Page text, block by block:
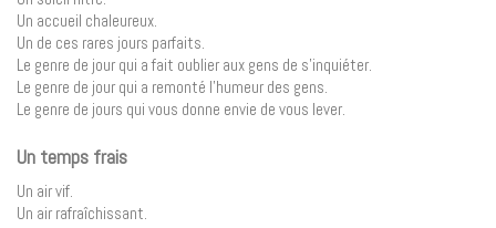
Un accueil chaleureux.
Un de ces rares jours parfaits.
Le genre de jour qui a fait oublier aux gens de s’inquiéter.
Le genre de jour qui a remonté l’humeur des gens.
Le genre de jours qui vous donne envie de vous lever.
Un temps frais
Un air vif.
Un air rafraîchissant.